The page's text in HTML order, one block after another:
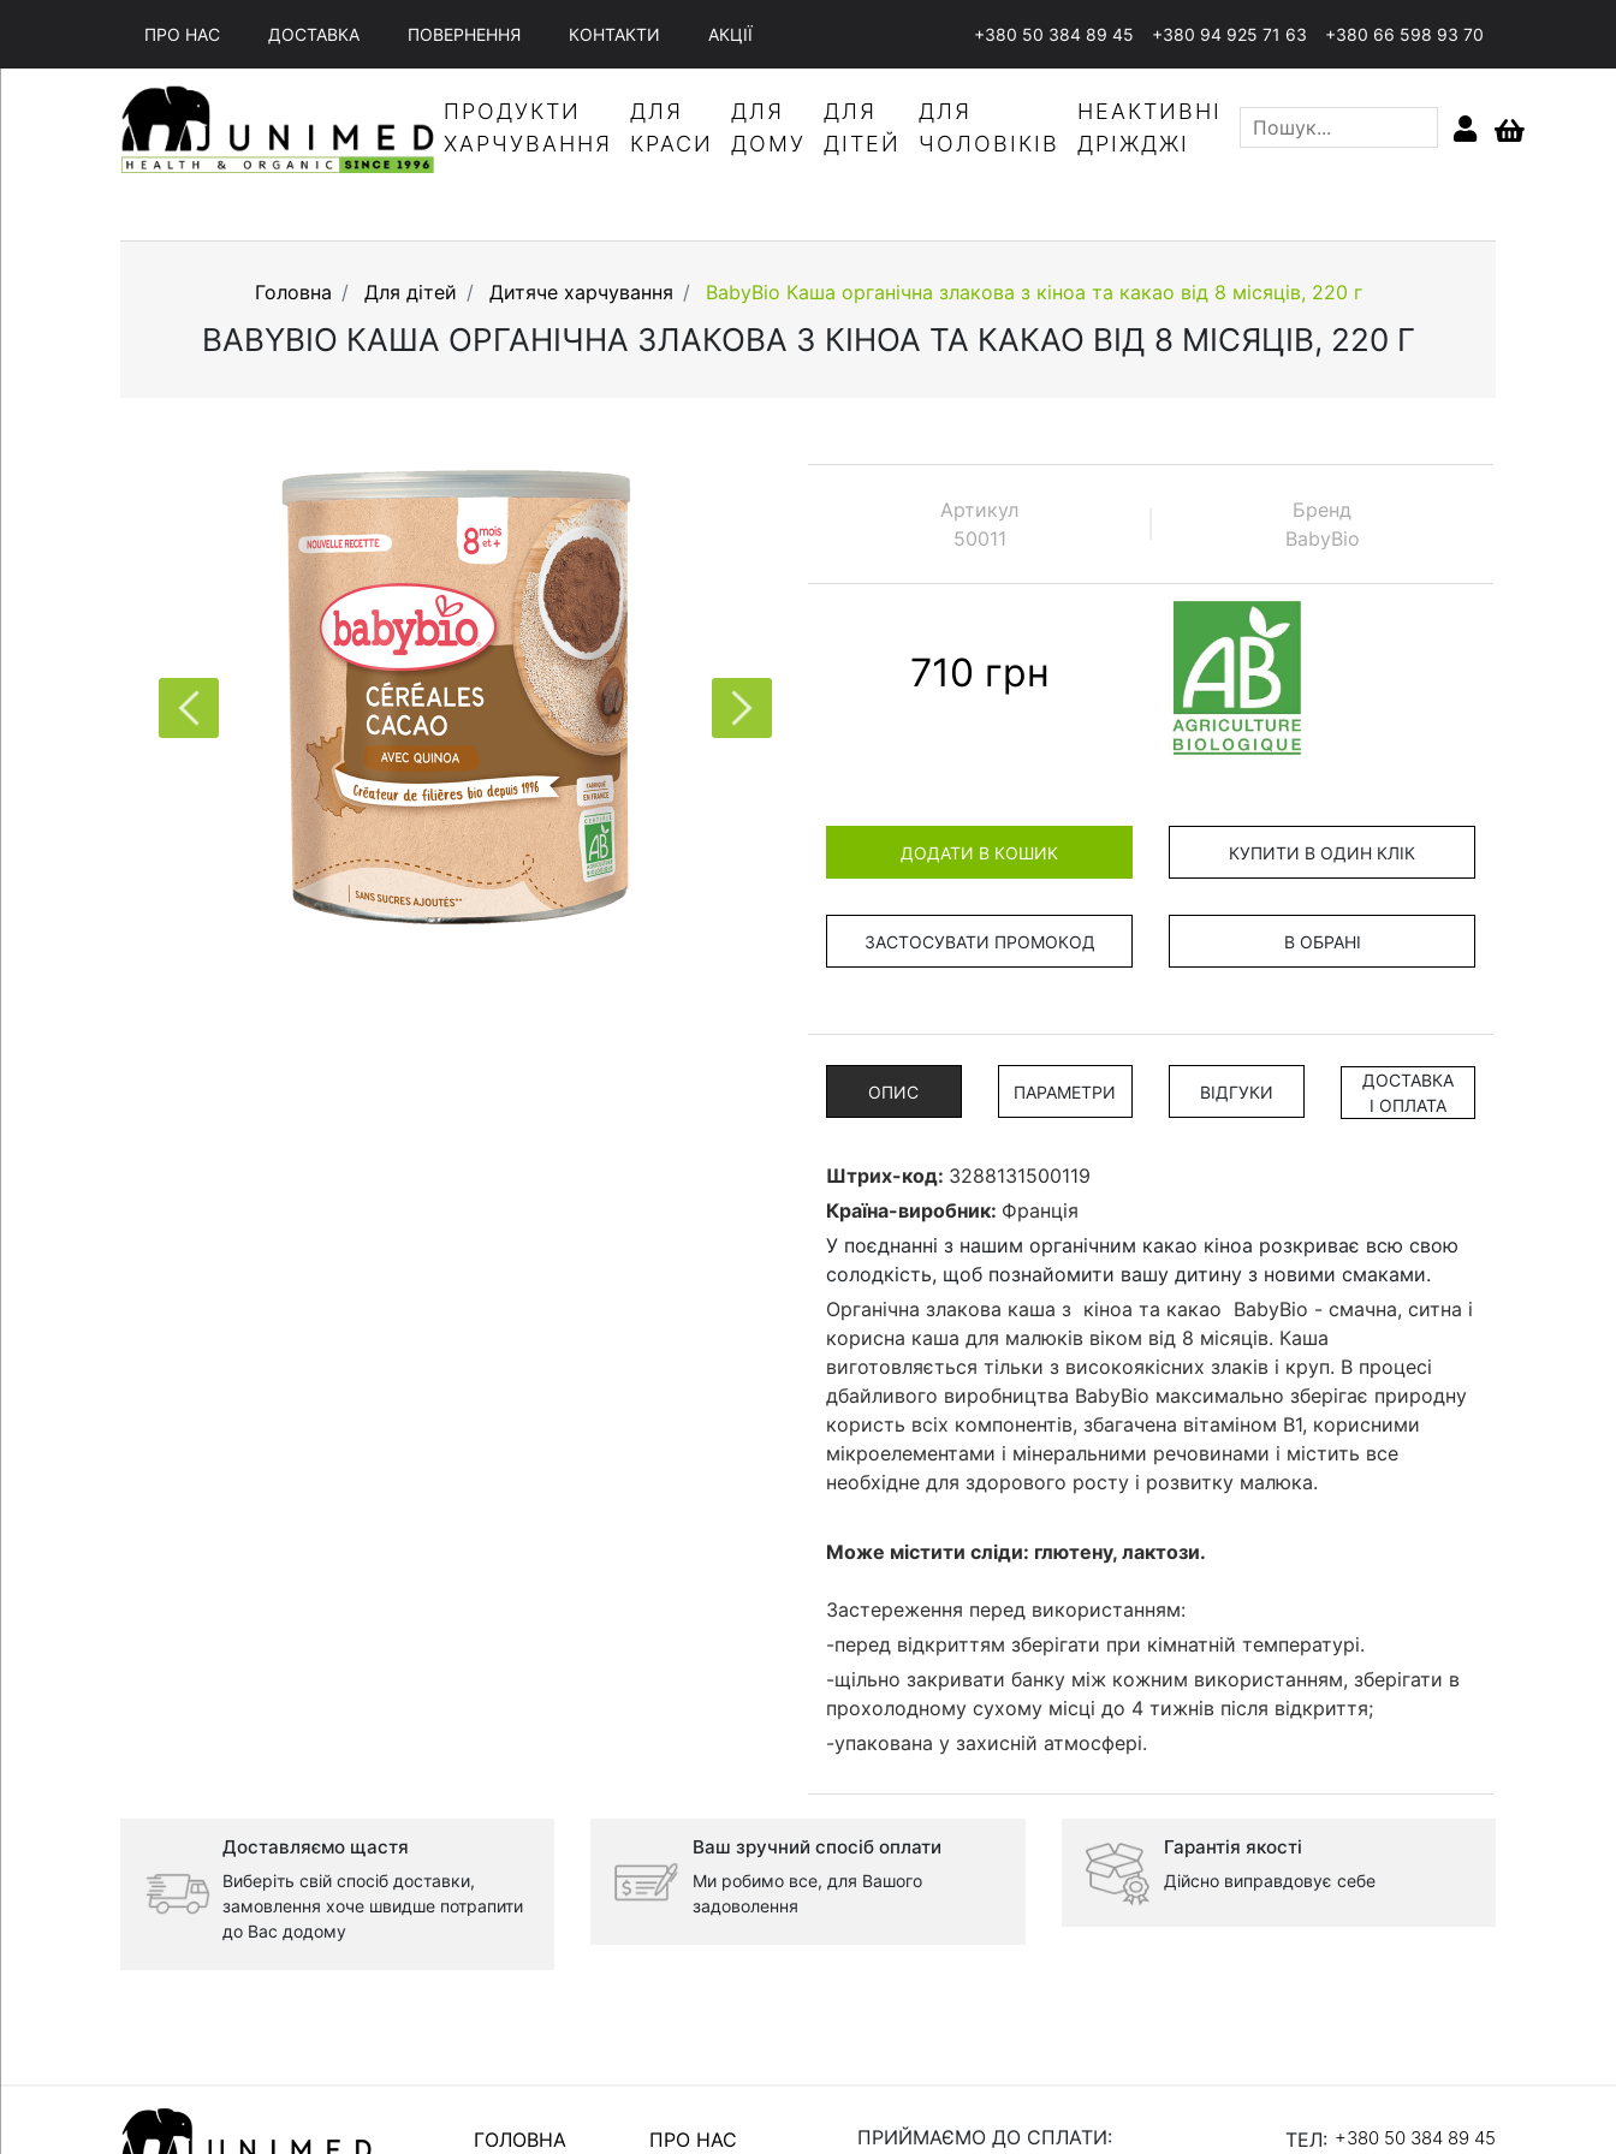
ПРО НАС ДОСТАВКА ПОВЕРНЕННЯ КОНТАКТИ АКЦІЇ +380 50 384 89 45 +380 94 925 71 63 +380 66 598 93 70
ПРОДУКТИ
ХАРЧУВАННЯ
ДЛЯ
КРАСИ
ДЛЯ
ДОМУ
ДЛЯ
ДІТЕЙ
ДЛЯ
ЧОЛОВІКІВ
НЕАКТИВНІ
ДРІЖДЖІ
Головна Для дітей Дитяче харчування BabyBio Каша органічна злакова з кіноа та какао від 8 місяців, 220 г
BABYBIO КАША ОРГАНІЧНА ЗЛАКОВА З КІНОА ТА КАКАО ВІД 8 МІСЯЦІВ, 220 Г
Артикул
50011
Бренд
BabyBio
710 грн
ДОДАТИ В КОШИК КУПИТИ В ОДИН КЛІК
ЗАСТОСУВАТИ ПРОМОКОД В ОБРАНІ
ОПИС ПАРАМЕТРИ ВІДГУКИ
ДОСТАВКА
І ОПЛАТА
Штрих-код: 3288131500119
Країна-виробник: Франція
У поєднанні з нашим органічним какао кіноа розкриває всю свою
солодкість, щоб познайомити вашу дитину з новими смаками.
Органічна злакова каша з кіноа та какао BabyBio - смачна, ситна і
корисна каша для малюків віком від 8 місяців. Каша
виготовляється тільки з високоякісних злаків і круп. В процесі
дбайливого виробництва BabyBio максимально зберігає природну
користь всіх компонентів, збагачена вітаміном В1, корисними
мікроелементами і мінеральними речовинами і містить все
необхідне для здорового росту і розвитку малюка.
Може містити сліди: глютену, лактози.
Застереження перед використанням:
-перед відкриттям зберігати при кімнатній температурі.
-щільно закривати банку між кожним використанням, зберігати в
прохолодному сухому місці до 4 тижнів після відкриття;
-упакована у захисній атмосфері.
Доставляємо щастя
Виберіть свій спосіб доставки,
замовлення хоче швидше потрапити
до Вас додому
Ваш зручний спосіб оплати
Ми робимо все, для Вашого
задоволення
Гарантія якості
Дійсно виправдовує себе
ГОЛОВНА ПРО НАС ПРИЙМАЄМО ДО СПЛАТИ: ТЕЛ: +380 50 384 89 45